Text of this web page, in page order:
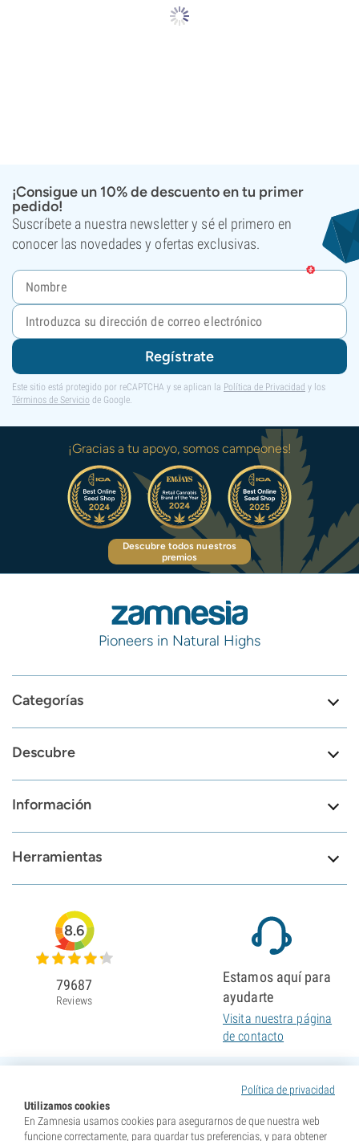
¡Consigue un 10% de descuento en tu primer
pedido!
Suscríbete a nuestra newsletter y sé el primero en
conocer las novedades y ofertas exclusivas.
Regístrate
Este sitio está protegido por reCAPTCHA y se aplican la Política de Privacidad y los
Términos de Servicio de Google.
¡Gracias a tu apoyo, somos campeones!
Descubre todos nuestros
premios
Pioneers in Natural Highs
Categorías
Descubre
Información
Herramientas
Política de privacidad
Utilizamos cookies
En Zamnesia usamos cookies para asegurarnos de que nuestra web
funcione correctamente, para guardar tus preferencias, y para obtener
8.6
79687
Reviews
Estamos aquí para
ayudarte
Visita nuestra página
de contacto